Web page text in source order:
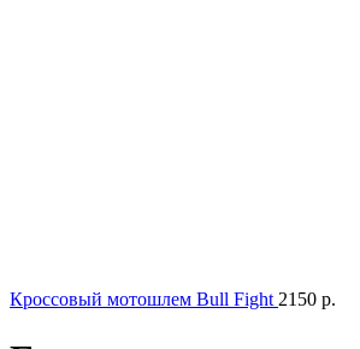
Кроссовый мотошлем Bull Fight 2150 р.